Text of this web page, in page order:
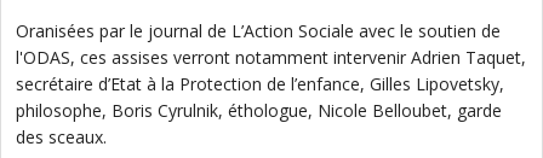
Oranisées par le journal de L’Action Sociale avec le soutien de
l'ODAS, ces assises verront notamment intervenir Adrien Taquet,
secrétaire d’Etat à la Protection de l’enfance, Gilles Lipovetsky,
philosophe, Boris Cyrulnik, éthologue, Nicole Belloubet, garde
des sceaux.